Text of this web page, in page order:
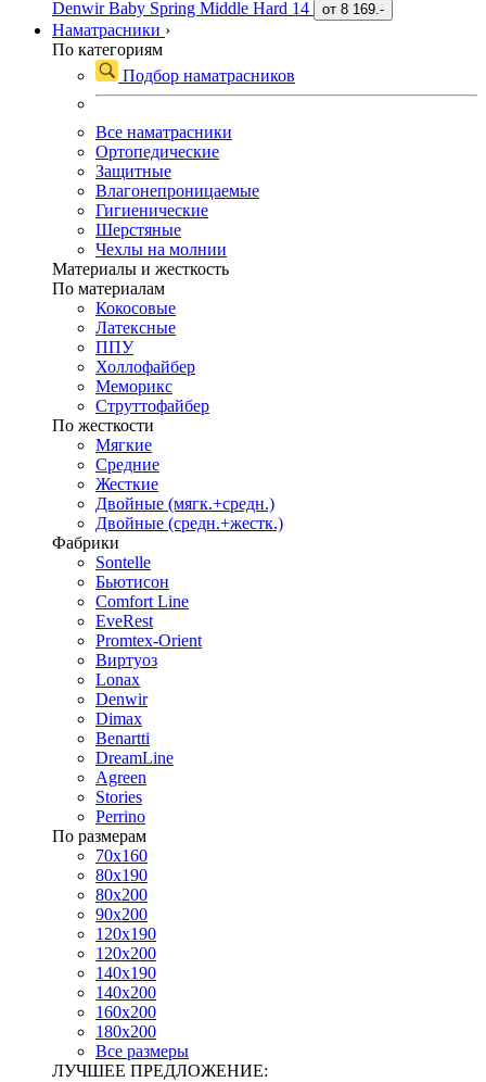
Denwir Baby Spring Middle Hard 14 от 8 169.-
Наматрасники ›
По категориям
Подбор наматрасников
Все наматрасники
Ортопедические
Защитные
Влагонепроницаемые
Гигиенические
Шерстяные
Чехлы на молнии
Материалы и жесткость
По материалам
Кокосовые
Латексные
ППУ
Холлофайбер
Меморикс
Струттофайбер
По жесткости
Мягкие
Средние
Жесткие
Двойные (мягк.+средн.)
Двойные (средн.+жестк.)
Фабрики
Sontelle
Бьютисон
Comfort Line
EveRest
Promtex-Orient
Виртуоз
Lonax
Denwir
Dimax
Benartti
DreamLine
Agreen
Stories
Perrino
По размерам
70х160
80х190
80х200
90х200
120х190
120х200
140х190
140х200
160х200
180х200
Все размеры
ЛУЧШЕЕ ПРЕДЛОЖЕНИЕ: